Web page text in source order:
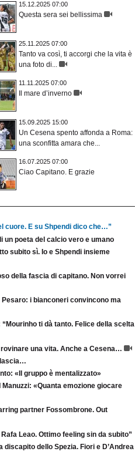
15.12.2025 07:00
Questa sera sei bellissima
25.11.2025 07:00
Tanto va così, ti accorgi che la vita è
una foto di...
11.11.2025 07:00
Il mare d’inverno
15.09.2025 15:00
Un Cesena spento affonda a Roma:
una sconfitta amara che...
16.07.2025 07:00
Ciao Capitano. E grazie
cuore. E su Shpendi dico che…”
un poeta del calcio vero e umano
subito sì. Io e Shpendi insieme
della fascia di capitano. Non vorrei
Pesaro: i bianconeri convincono ma
ti dà tanto. Felice della scelta
una vita. Anche a Cesena…
lascia…
«Il gruppo è mentalizzato»
«Quanta emozione giocare
partner Fossombrone. Out
Leao. Ottimo feeling sin da subito”
dello Spezia. Fiori e D’Andrea